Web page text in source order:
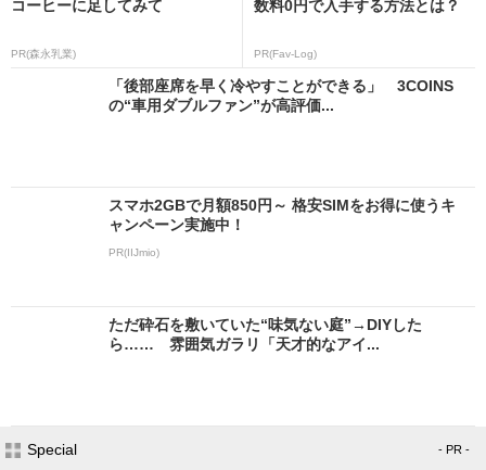
コーヒーに足してみて
PR(森永乳業)
数料0円で入手する方法とは？
PR(Fav-Log)
「後部座席を早く冷やすことができる」 3COINS
の“車用ダブルファン”が高評価...
スマホ2GBで月額850円～ 格安SIMをお得に使うキ
ャンペーン実施中！
PR(IIJmio)
ただ砕石を敷いていた“味気ない庭”→DIYした
ら…… 雰囲気ガラリ「天才的なアイ...
Special - PR -